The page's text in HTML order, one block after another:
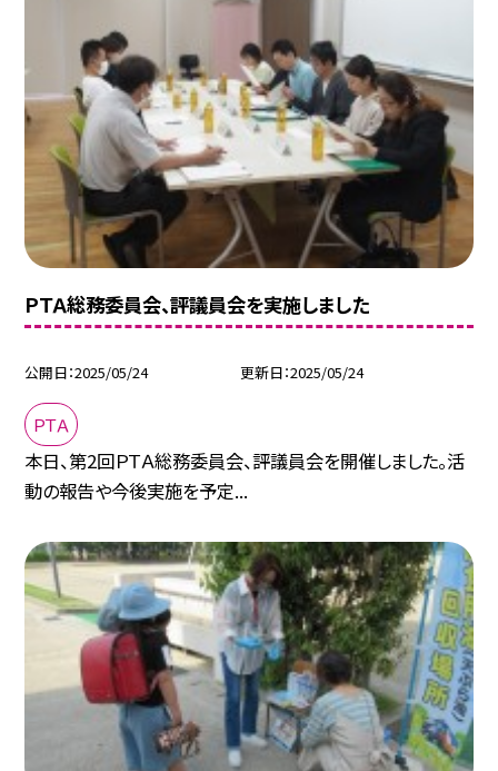
ＰＴＡ総務委員会、評議員会を実施しました
公開日 2025/05/24 更新日 2025/05/24
ＰＴＡ
本日、第2回ＰＴＡ総務委員会、評議員会を開催しました。活
動の報告や今後実施を予定...